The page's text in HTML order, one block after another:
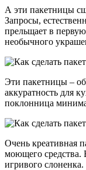
А эти пакетницы
Запросы,
прельщает в
необычного
Эти пакетницы –
аккуратность для
поклонница
Очень креативная
моющего средства.
игривого слоненка.